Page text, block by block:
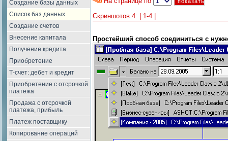
Создание базы данных
Список баз данных
Создание счетов
Внесение капитала
Получение кредита
Приобретение
Т-счет: дебет и кредит
Приобретение с отсрочкой
платежа
Продажа с отсрочкой
платежа, прибыль
Платеж поставщику
Копирование операций
Скриншотов 4: | 1-4 |
Простейший способ соединиться с